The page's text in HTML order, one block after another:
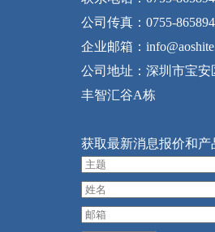
公司传真：0755-
企业邮箱：
公司地址：深圳市宝安
丰智汇谷A栋
获取最新消息报价和产